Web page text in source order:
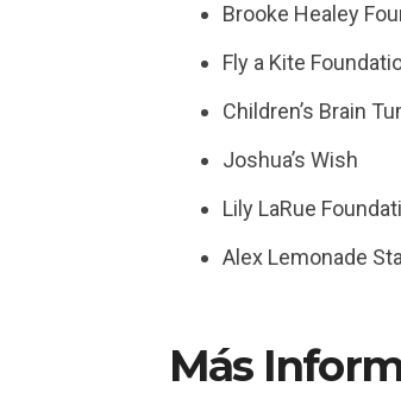
Brooke Healey
Fly a Kite
Children’s Brain
Joshua’s Wish
Lily LaRue
Alex Lemonade
Más